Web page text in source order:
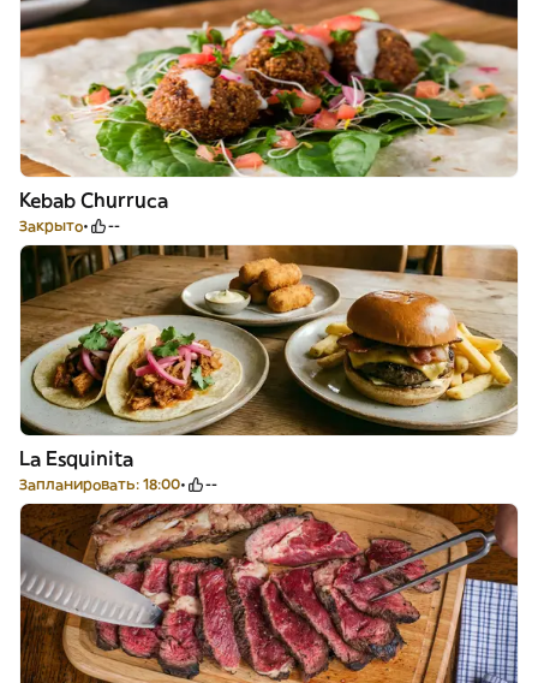
Kebab Churruca
Закрыто --
La Esquinita
Запланировать: 18:00 --